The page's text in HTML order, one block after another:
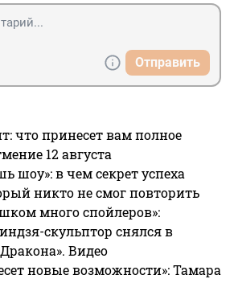
Отправить
что принесет вам полное
12 августа
шоу»: в чем секрет успеха
никто не смог повторить
много спойлеров»:
скульптор снялся в
Видео
новые возможности»: Тамара